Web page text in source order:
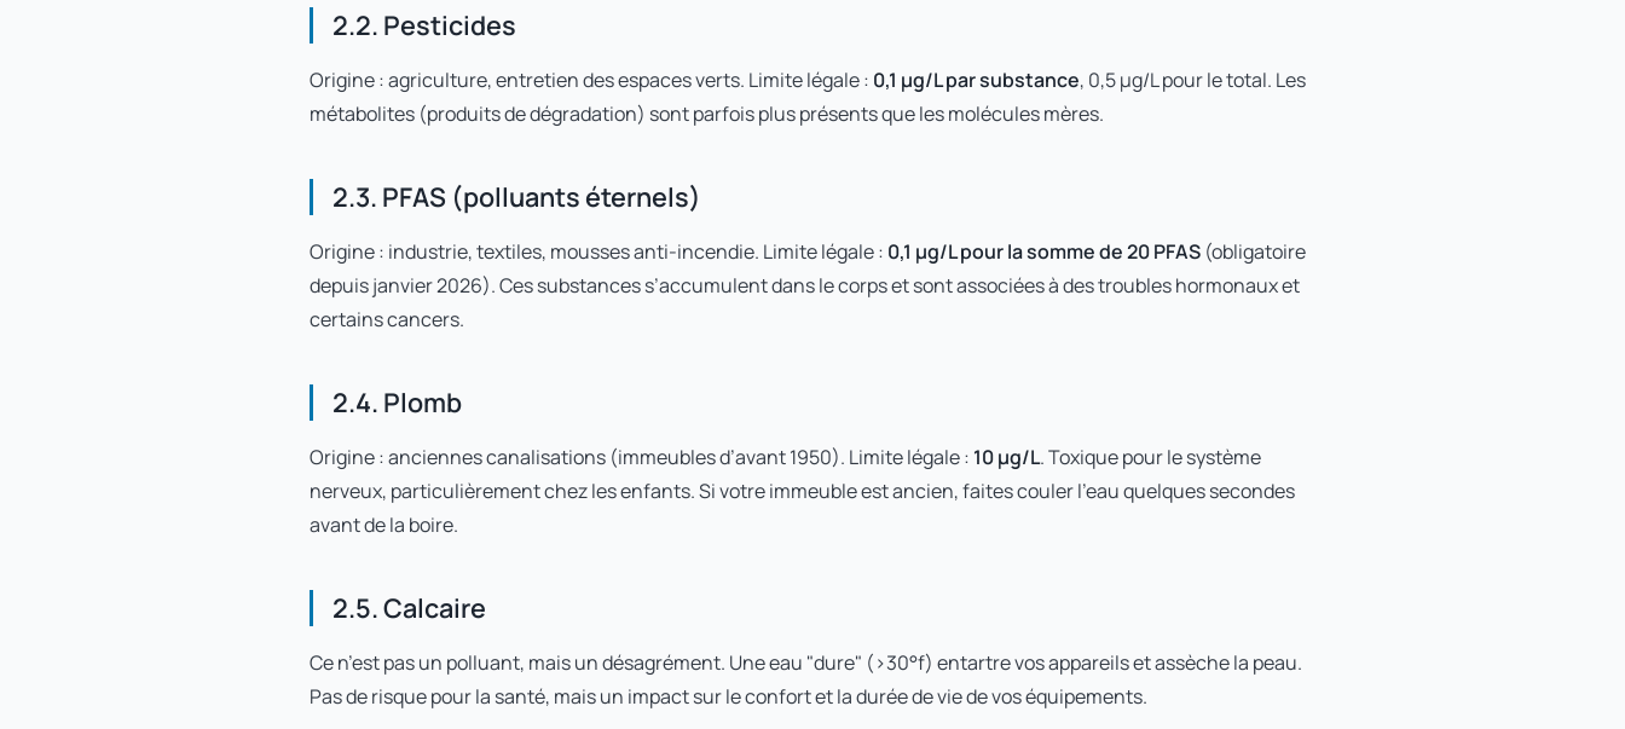
2.2. Pesticides
Origine : agriculture, entretien des espaces verts. Limite légale : 0,1 µg/L par substance, 0,5 µg/L pour le total. Les
métabolites (produits de dégradation) sont parfois plus présents que les molécules mères.
2.3. PFAS (polluants éternels)
Origine : industrie, textiles, mousses anti-incendie. Limite légale : 0,1 µg/L pour la somme de 20 PFAS (obligatoire
depuis janvier 2026). Ces substances s’accumulent dans le corps et sont associées à des troubles hormonaux et
certains cancers.
2.4. Plomb
Origine : anciennes canalisations (immeubles d’avant 1950). Limite légale : 10 µg/L. Toxique pour le système
nerveux, particulièrement chez les enfants. Si votre immeuble est ancien, faites couler l’eau quelques secondes
avant de la boire.
2.5. Calcaire
Ce n’est pas un polluant, mais un désagrément. Une eau "dure" (>30°f) entartre vos appareils et assèche la peau.
Pas de risque pour la santé, mais un impact sur le confort et la durée de vie de vos équipements.